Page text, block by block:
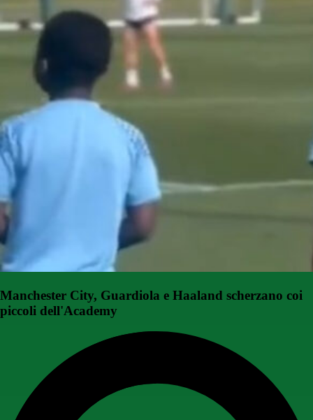
Manchester City, Guardiola e Haaland scherzano coi
piccoli dell'Academy